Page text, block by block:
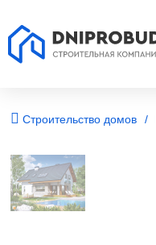
Строительство домов